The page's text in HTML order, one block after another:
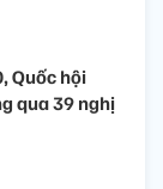
Quốc hội
qua 39 nghị